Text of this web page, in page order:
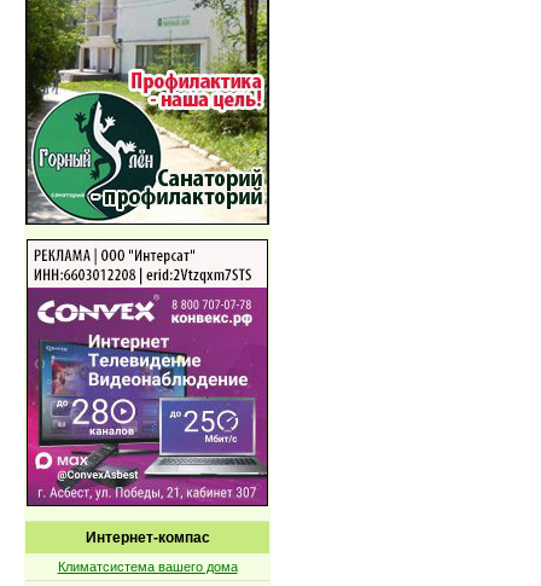
Интернет-компас
Климатсистема вашего дома